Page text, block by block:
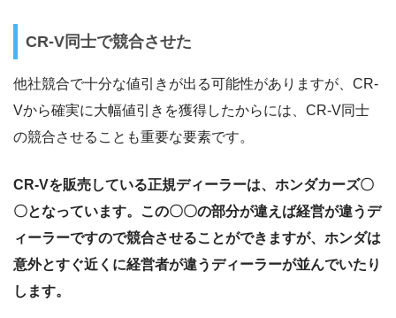
CR-V同士で競合させた
他社競合で十分な値引きが出る可能性がありますが、CR-
Vから確実に大幅値引きを獲得したからには、CR-V同士
の競合させることも重要な要素です。
CR-Vを販売している正規ディーラーは、ホンダカーズ〇
〇となっています。この〇〇の部分が違えば経営が違うデ
ィーラーですので競合させることができますが、ホンダは
意外とすぐ近くに経営者が違うディーラーが並んでいたり
します。